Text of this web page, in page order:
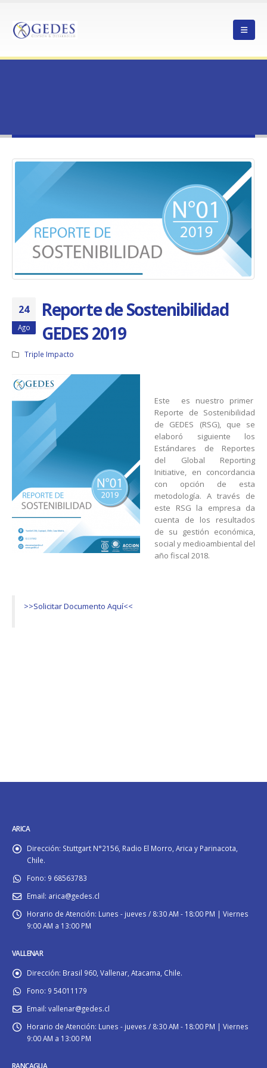
24
Ago
Reporte de Sostenibilidad
GEDES 2019
Triple Impacto
Este es nuestro primer
Reporte de Sostenibilidad
de GEDES (RSG), que se
elaboró siguiente los
Estándares de Reportes
del Global Reporting
Initiative, en concordancia
con opción de esta
metodología. A través de
este RSG la empresa da
cuenta de los resultados
de su gestión económica,
social y medioambiental del
año fiscal 2018.
>>Solicitar Documento Aquí<<
ARICA
Dirección: Stuttgart N°2156, Radio El Morro, Arica y Parinacota,
Chile.
Fono: 9 68563783
Email: arica@gedes.cl
Horario de Atención: Lunes - jueves / 8:30 AM - 18:00 PM | Viernes
9:00 AM a 13:00 PM
VALLENAR
Dirección: Brasil 960, Vallenar, Atacama, Chile.
Fono: 9 54011179
Email: vallenar@gedes.cl
Horario de Atención: Lunes - jueves / 8:30 AM - 18:00 PM | Viernes
9:00 AM a 13:00 PM
RANCAGUA